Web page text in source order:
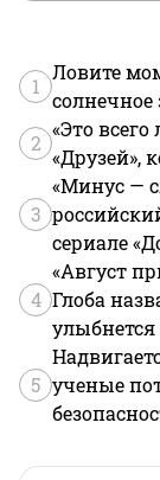
1
Ловите
солнечное
2
«Это
«Друзей»,
3
«Минус —
сериале
4
«Август
Глоба
улыбнется
5 ученые